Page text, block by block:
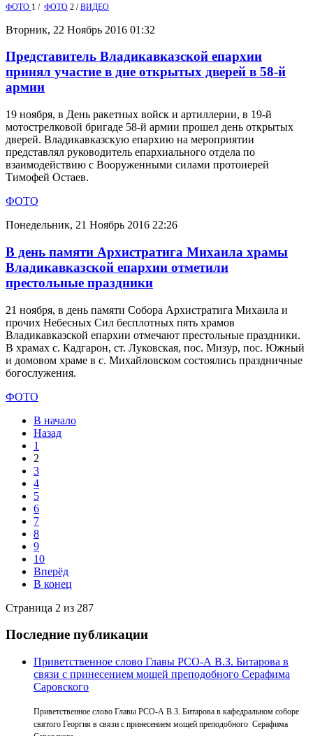
ФОТО 1 / ФОТО 2 /ВИДЕО
Вторник, 22 Ноябрь 2016 01:32
Представитель Владикавказской епархии
принял участие в дне открытых дверей в 58-й
армии
19 ноября, в День ракетных войск и артиллерии, в 19-й
мотострелковой бригаде 58-й армии прошел день открытых
дверей. Владикавказскую епархию на мероприятии
представлял руководитель епархиального отдела по
взаимодействию с Вооруженными силами протоиерей
Тимофей Остаев.
ФОТО
Понедельник, 21 Ноябрь 2016 22:26
В день памяти Архистратига Михаила храмы
Владикавказской епархии отметили
престольные праздники
21 ноября, в день памяти Собора Архистратига Михаила и
прочих Небесных Сил бесплотных пять храмов
Владикавказской епархии отмечают престольные праздники.
В храмах с. Кадгарон, ст. Луковская, пос. Мизур, пос. Южный
и домовом храме в с. Михайловском состоялись праздничные
богослужения.
ФОТО
В начало
Назад
1
2
3
4
5
6
7
8
9
10
Вперёд
В конец
Страница 2 из 287
Последние публикации
Приветственное слово Главы РСО-А В.З. Битарова в
связи с принесением мощей преподобного Серафима
Саровского
Приветственное слово Главы РСО-А В.З. Битарова в кафедральном соборе
святого Георгия в связи с принесением мощей преподобного Серафима